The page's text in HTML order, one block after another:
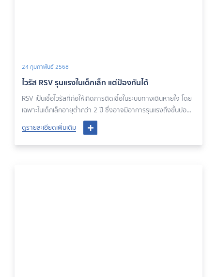
24 กุมภาพันธ์ 2568
ไวรัส RSV รุนแรงในเด็กเล็ก แต่ป้องกันได้
RSV เป็นเชื้อไวรัสที่ก่อให้เกิดการติดเชื้อในระบบทางเดินหายใจ โดย
เฉพาะในเด็กเล็กอายุต่ำกว่า 2 ปี ซึ่งอาจมีอาการรุนแรงถึงขั้นปอด
อักเสบหรือหลอดลมฝอยอักเสบได้
ดูรายละเอียดเพิ่มเติม